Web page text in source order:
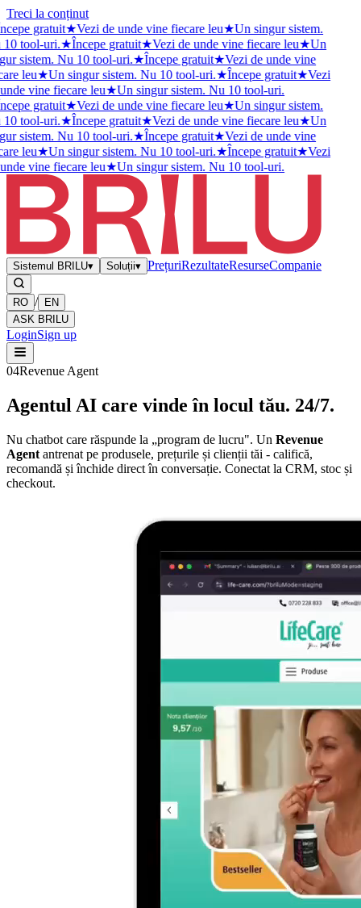
Treci la conținut
gratuit★Vezi de unde vine fiecare leu★Un singur sistem.
tool-uri.★Începe gratuit★Vezi de unde vine fiecare leu★Un
sistem. Nu 10 tool-uri.★Începe gratuit★Vezi de unde vine
leu★Un singur sistem. Nu 10 tool-uri.★Începe gratuit★Vezi
vine fiecare leu★Un singur sistem. Nu 10 tool-uri.
gratuit★Vezi de unde vine fiecare leu★Un singur sistem.
tool-uri.★Începe gratuit★Vezi de unde vine fiecare leu★Un
sistem. Nu 10 tool-uri.★Începe gratuit★Vezi de unde vine
leu★Un singur sistem. Nu 10 tool-uri.★Începe gratuit★Vezi
vine fiecare leu★Un singur sistem. Nu 10 tool-uri.
Sistemul BRILU▾ Soluții▾ PrețuriRezultateResurseCompanie
RO /
EN
ASK BRILU
LoginSign up
04Revenue Agent
Agentul AI care vinde în locul tău. 24/7.
Nu chatbot care răspunde la „program de lucru". Un Revenue
Agent antrenat pe produsele, prețurile și clienții tăi - califică,
recomandă și închide direct în conversație. Conectat la CRM, stoc și
checkout.